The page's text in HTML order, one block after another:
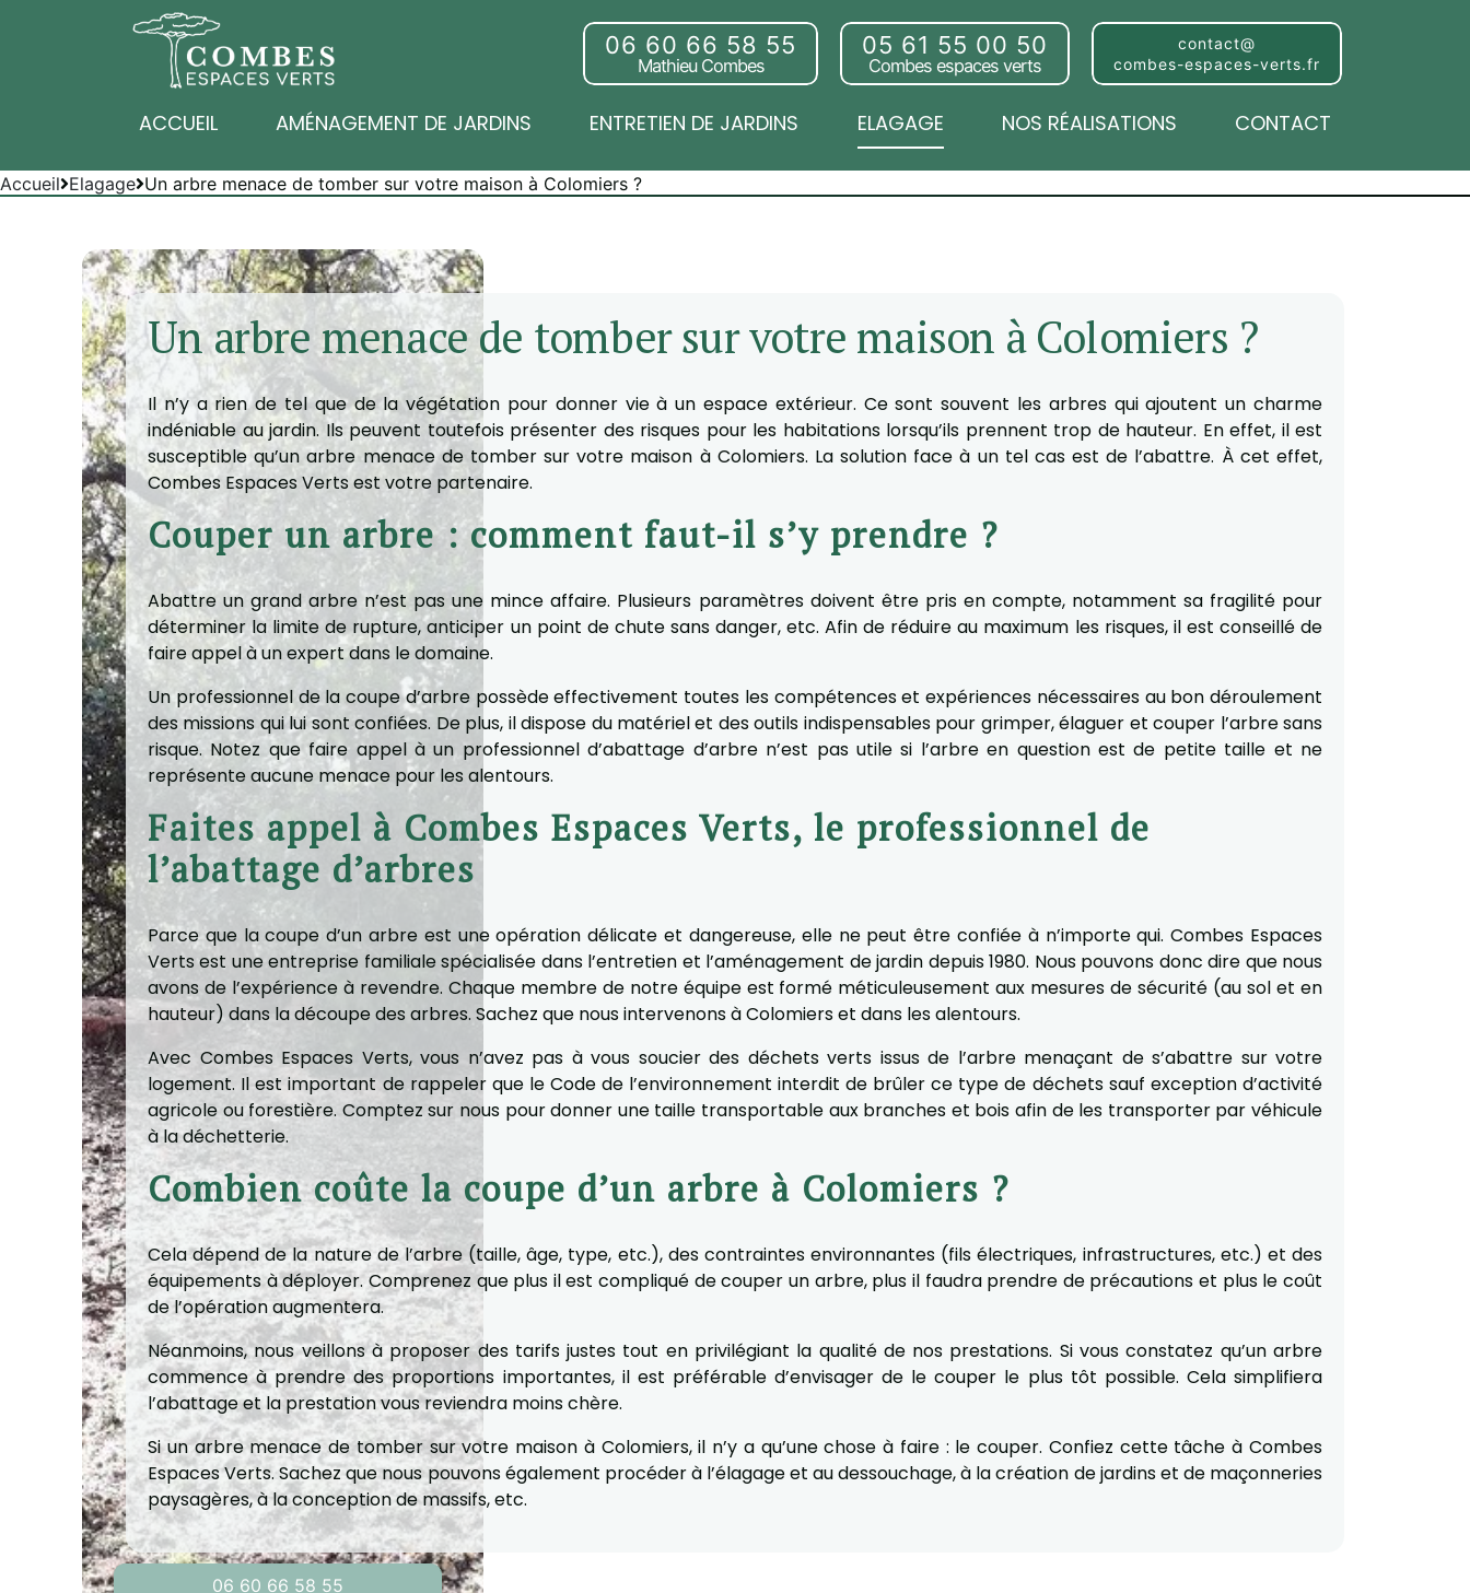
ACCUEIL AMÉNAGEMENT DE JARDINS ENTRETIEN DE JARDINS ELAGAGE NOS RÉALISATIONS CONTACT
06 60 66 58 55
Mathieu Combes
05 61 55 00 50
Combes espaces verts
contact@
combes-espaces-verts.fr
Accueil Elagage Un arbre menace de tomber sur votre maison à Colomiers ?
Un arbre menace de tomber sur votre maison à Colomiers ?
Il n’y a rien de tel que de la végétation pour donner vie à un espace extérieur. Ce sont souvent les arbres qui ajoutent un charme
indéniable au jardin. Ils peuvent toutefois présenter des risques pour les habitations lorsqu’ils prennent trop de hauteur. En effet, il est
susceptible qu’un arbre menace de tomber sur votre maison à Colomiers. La solution face à un tel cas est de l’abattre. À cet effet,
Combes Espaces Verts est votre partenaire.
Couper un arbre : comment faut-il s’y prendre ?
Abattre un grand arbre n’est pas une mince affaire. Plusieurs paramètres doivent être pris en compte, notamment sa fragilité pour
déterminer la limite de rupture, anticiper un point de chute sans danger, etc. Afin de réduire au maximum les risques, il est conseillé de
faire appel à un expert dans le domaine.
Un professionnel de la coupe d’arbre possède effectivement toutes les compétences et expériences nécessaires au bon déroulement
des missions qui lui sont confiées. De plus, il dispose du matériel et des outils indispensables pour grimper, élaguer et couper l’arbre sans
risque. Notez que faire appel à un professionnel d’abattage d’arbre n’est pas utile si l’arbre en question est de petite taille et ne
représente aucune menace pour les alentours.
Faites appel à Combes Espaces Verts, le professionnel de
l’abattage d’arbres
Parce que la coupe d’un arbre est une opération délicate et dangereuse, elle ne peut être confiée à n’importe qui. Combes Espaces
Verts est une entreprise familiale spécialisée dans l’entretien et l’aménagement de jardin depuis 1980. Nous pouvons donc dire que nous
avons de l’expérience à revendre. Chaque membre de notre équipe est formé méticuleusement aux mesures de sécurité (au sol et en
hauteur) dans la découpe des arbres. Sachez que nous intervenons à Colomiers et dans les alentours.
Avec Combes Espaces Verts, vous n’avez pas à vous soucier des déchets verts issus de l’arbre menaçant de s’abattre sur votre
logement. Il est important de rappeler que le Code de l’environnement interdit de brûler ce type de déchets sauf exception d’activité
agricole ou forestière. Comptez sur nous pour donner une taille transportable aux branches et bois afin de les transporter par véhicule
à la déchetterie.
Combien coûte la coupe d’un arbre à Colomiers ?
Cela dépend de la nature de l’arbre (taille, âge, type, etc.), des contraintes environnantes (fils électriques, infrastructures, etc.) et des
équipements à déployer. Comprenez que plus il est compliqué de couper un arbre, plus il faudra prendre de précautions et plus le coût
de l’opération augmentera.
Néanmoins, nous veillons à proposer des tarifs justes tout en privilégiant la qualité de nos prestations. Si vous constatez qu’un arbre
commence à prendre des proportions importantes, il est préférable d’envisager de le couper le plus tôt possible. Cela simplifiera
l’abattage et la prestation vous reviendra moins chère.
Si un arbre menace de tomber sur votre maison à Colomiers, il n’y a qu’une chose à faire : le couper. Confiez cette tâche à Combes
Espaces Verts. Sachez que nous pouvons également procéder à l’élagage et au dessouchage, à la création de jardins et de maçonneries
paysagères, à la conception de massifs, etc.
06 60 66 58 55